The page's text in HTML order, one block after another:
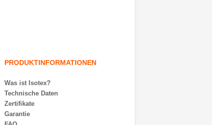
PRODUKTINFORMATIONEN
Was ist Isotex?
Technische Daten
Zertifikate
Garantie